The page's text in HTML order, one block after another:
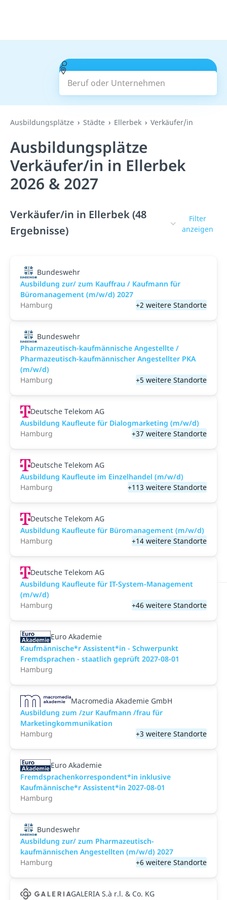
Beruf oder Unternehmen
Suchen
Ausbildungsplätze Städte Ellerbek Verkäufer/in
Ausbildungsplätze
Verkäufer/in in Ellerbek
2026 & 2027
Verkäufer/in in Ellerbek (48
Ergebnisse)
Filter
anzeigen
Bundeswehr
Ausbildung zur/ zum Kauffrau / Kaufmann für
Büromanagement (m/w/d) 2027
Hamburg
+2 weitere Standorte
Bundeswehr
Pharmazeutisch-kaufmännische Angestellte /
Pharmazeutisch-kaufmännischer Angestellter PKA
(m/w/d)
Hamburg
+5 weitere Standorte
Deutsche Telekom AG
Ausbildung Kaufleute für Dialogmarketing (m/w/d)
Hamburg
+37 weitere Standorte
Deutsche Telekom AG
Ausbildung Kaufleute im Einzelhandel (m/w/d)
Hamburg
+113 weitere Standorte
Deutsche Telekom AG
Ausbildung Kaufleute für Büromanagement (m/w/d)
Hamburg
+14 weitere Standorte
Deutsche Telekom AG
Ausbildung Kaufleute für IT-System-Management
(m/w/d)
Hamburg
+46 weitere Standorte
Euro Akademie
Kaufmännische*r Assistent*in - Schwerpunkt
Fremdsprachen - staatlich geprüft 2027-08-01
Hamburg
Macromedia Akademie GmbH
Ausbildung zum /zur Kaufmann /frau für
Marketingkommunikation
Hamburg
+3 weitere Standorte
Euro Akademie
Fremdsprachenkorrespondent*in inklusive
Kaufmännische*r Assistent*in 2027-08-01
Hamburg
Bundeswehr
Ausbildung zur/ zum Pharmazeutisch-
kaufmännischen Angestellten (m/w/d) 2027
Hamburg
+6 weitere Standorte
GALERIA S.à r.l. & Co. KG